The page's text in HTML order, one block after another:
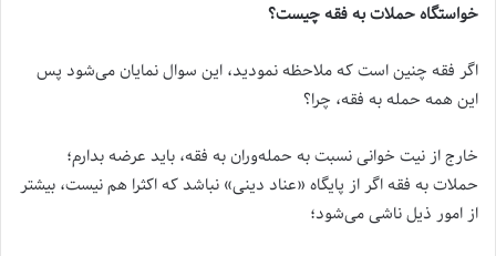
خواستگاه حملات به فقه چیست؟
اگر فقه چنین است که ملاحظه نمودید، این سوال نمایان می‌شود پس
این همه حمله به فقه، چرا؟
خارج از نیت خوانی نسبت به حمله‌وران به فقه، باید عرضه بدارم؛
حملات به فقه اگر از پایگاه «عناد دینی» نباشد که اکثرا هم نیست، بیشتر
از امور ذیل ناشی می‌شود؛